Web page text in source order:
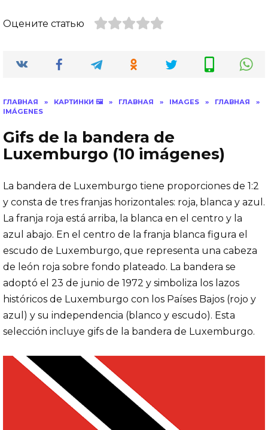
Оцените статью
ГЛАВНАЯ » КАРТИНКИ 🖼 » ГЛАВНАЯ » IMAGES » ГЛАВНАЯ
»
IMÁGENES
Gifs de la bandera de
Luxemburgo (10 imágenes)
La bandera de Luxemburgo tiene proporciones de 1:2
y consta de tres franjas horizontales: roja, blanca y azul.
La franja roja está arriba, la blanca en el centro y la
azul abajo. En el centro de la franja blanca figura el
escudo de Luxemburgo, que representa una cabeza
de león roja sobre fondo plateado. La bandera se
adoptó el 23 de junio de 1972 y simboliza los lazos
históricos de Luxemburgo con los Países Bajos (rojo y
azul) y su independencia (blanco y escudo). Esta
selección incluye gifs de la bandera de Luxemburgo.